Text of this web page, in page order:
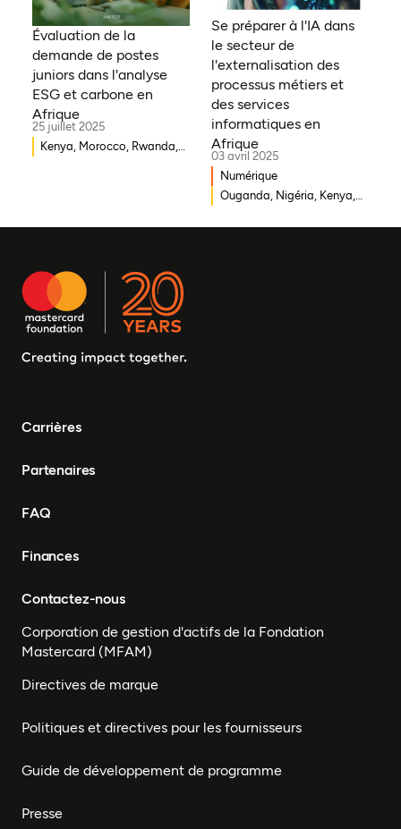
Cameroun, Éthiopie, Niger,
Morocco, Malawi, Tchad,
Syrie, Mali, Togo, Somalie
Évaluation de la
demande de postes
juniors dans l'analyse
ESG et carbone en
Afrique
25 juillet 2025
Kenya, Morocco, Rwanda,
du Congo, Malawi, Gambie,
d'Ivoire, Zambie, Syrie,
Tchad, Eswatini, Zimbabwe,
Tanzanie, Sud Soudan,
Afrique du Sud, Guinée-
Bénin, Togo
Se préparer à l'IA dans
le secteur de
l'externalisation des
processus métiers et
des services
informatiques en
Afrique
03 avril 2025
Numérique
Ouganda, Nigéria, Kenya,
Carrières
Partenaires
FAQ
Finances
Contactez-nous
Corporation de gestion d'actifs de la Fondation
Mastercard (MFAM)
Directives de marque
Politiques et directives pour les fournisseurs
Guide de développement de programme
Presse